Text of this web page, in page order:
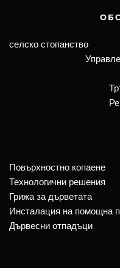
селско стопанство
Повърхностно копаене
Технологични решения
Грижа за дърветата
Инсталация на помощна
Дървесни отпадъци